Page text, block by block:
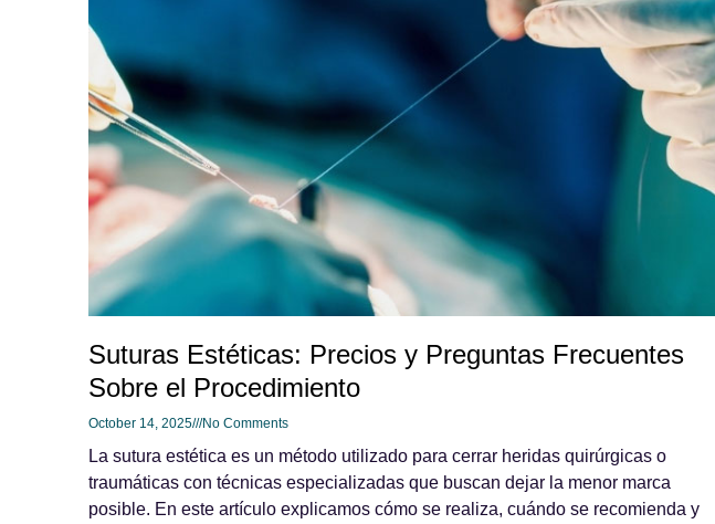
Suturas Estéticas: Precios y Preguntas Frecuentes
Sobre el Procedimiento
October 14, 2025 No Comments
La sutura estética es un método utilizado para cerrar heridas quirúrgicas o
traumáticas con técnicas especializadas que buscan dejar la menor marca
posible. En este artículo explicamos cómo se realiza, cuándo se recomienda y